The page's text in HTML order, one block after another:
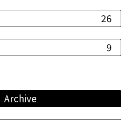
26
9
Archive